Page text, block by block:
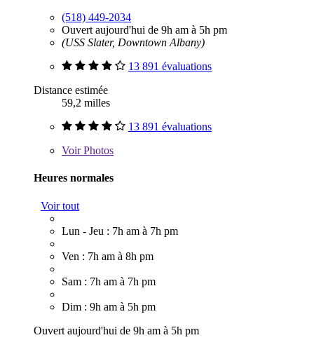
(518) 449-2034
Ouvert aujourd'hui de 9h am à 5h pm
(USS Slater, Downtown Albany)
13 891 évaluations
Distance estimée
59,2 milles
13 891 évaluations
VoirPhotos
Heures normales
Voir tout
Lun - Jeu : 7h am à 7h pm
Ven : 7h am à 8h pm
Sam : 7h am à 7h pm
Dim : 9h am à 5h pm
Ouvert aujourd'hui de 9h am à 5h pm